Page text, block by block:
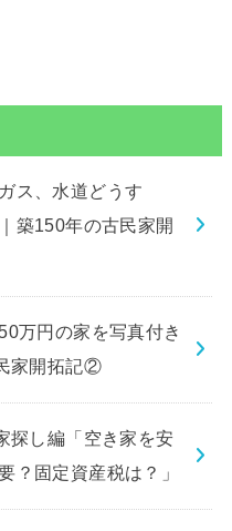
ス、水道どうす
築150年の古民家開
万円の家を写真付き
家開拓記②
し編「空き家を安
？固定資産税は？」